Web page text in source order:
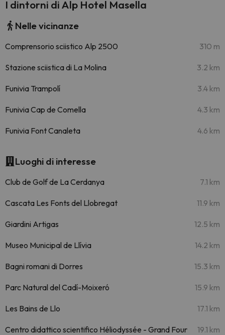
I dintorni di Alp Hotel Masella
Nelle vicinanze
Comprensorio sciistico Alp 2500 310 m
Stazione sciistica di La Molina 3.2 km
Funivia Trampolí 3.4 km
Funivia Cap de Comella 4.3 km
Funivia Font Canaleta 4.6 km
Luoghi di interesse
Club de Golf de La Cerdanya 7.1 km
Cascata Les Fonts del Llobregat 11.9 km
Giardini Artigas 12.5 km
Museo Municipal de Llívia 14.2 km
Bagni romani di Dorres 15.3 km
Parc Natural del Cadí-Moixeró 15.9 km
Les Bains de Llo 17.1 km
Centro didattico scientifico Héliodyssée - Grand Four
19.1 km